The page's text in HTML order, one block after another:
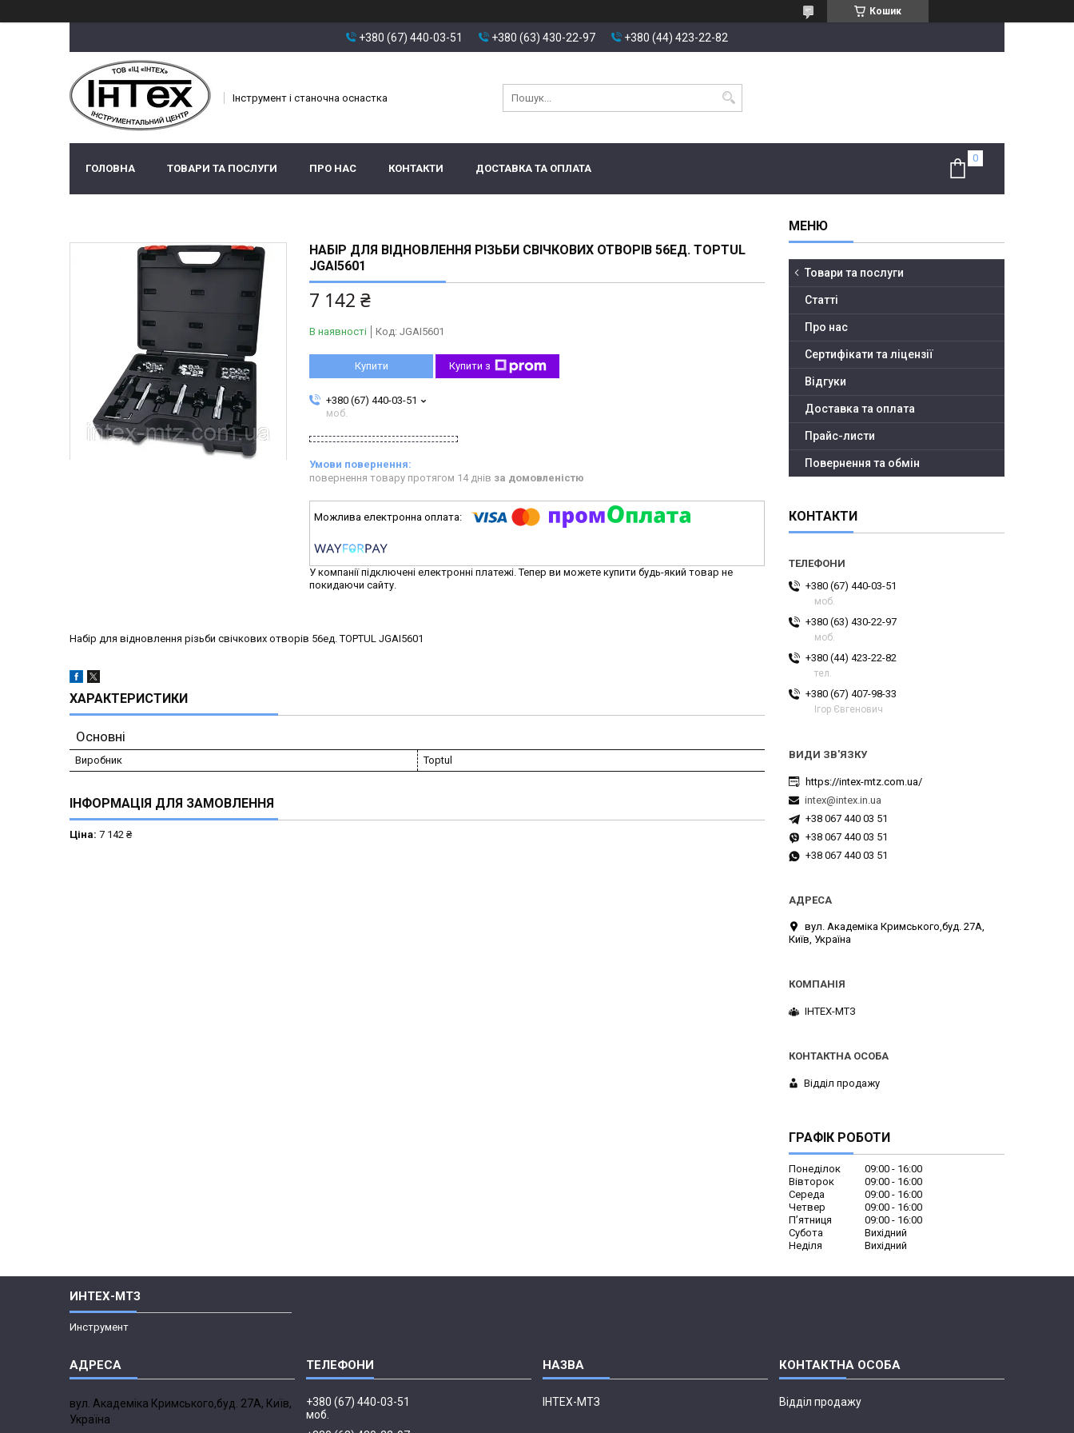
Кошик
+380 (67) 440-03-51 +380 (63) 430-22-97 +380 (44) 423-22-82
Інструмент і станочна оснастка
ГОЛОВНА ТОВАРИ ТА ПОСЛУГИ ПРО НАС КОНТАКТИ ДОСТАВКА ТА ОПЛАТА
НАБІР ДЛЯ ВІДНОВЛЕННЯ РІЗЬБИ СВІЧКОВИХ ОТВОРІВ 56ЕД. TOPTUL
JGAI5601
7 142 ₴
В наявності Код: JGAI5601
Купити Купити з
+380 (67) 440-03-51
моб.
повернення товару протягом 14 днів за домовленістю
У компанії підключені електронні платежі. Тепер ви можете купити будь-який товар не
покидаючи сайту.
Набір для відновлення різьби свічкових отворів 56ед. TOPTUL JGAI5601
ХАРАКТЕРИСТИКИ
Основні
Виробник Toptul
ІНФОРМАЦІЯ ДЛЯ ЗАМОВЛЕННЯ
Ціна: 7 142 ₴
Товари та послуги
Статті
Про нас
Сертифікати та ліцензії
Відгуки
Доставка та оплата
Прайс-листи
Повернення та обмін
КОНТАКТИ
+380 (67) 440-03-51
моб.
+380 (63) 430-22-97
моб.
+380 (44) 423-22-82
тел.
+380 (67) 407-98-33
Ігор Євгенович
https://intex-mtz.com.ua/
intex@intex.in.ua
+38 067 440 03 51
+38 067 440 03 51
+38 067 440 03 51
вул. Академіка Кримського,буд. 27А,
Київ, Україна
ІНТЕХ-МТЗ
Відділ продажу
ГРАФІК РОБОТИ
Понеділок 09:00
16:00
Вівторок
09:00
16:00
Середа
09:00
16:00
Четвер
09:00
16:00
Пʼятниця
09:00
16:00
Субота
Вихідний
Неділя
Вихідний
ИНТЕХ-МТЗ
Инструмент
вул. Академіка Кримського,буд. 27А, Київ,
Україна
+380 (67) 440-03-51
моб.
ІНТЕХ-МТЗ Відділ продажу